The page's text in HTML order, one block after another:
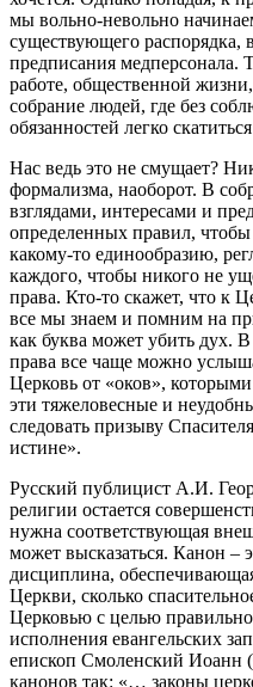
мы вольно-невольно
существующего распорядка,
предписания медперсонала.
работе, общественной жизни,
собрание людей, где без
обязанностей легко
Нас ведь это не смущает?
формализма, наоборот. В
взглядами, интересами и
определенных правил,
какому-то единообразию,
каждого, чтобы никого не
права. Кто-то скажет, что к
все мы знаем и помним на
как буква может убить дух.
права все чаще можно
Церковь от «оков»,
эти тяжеловесные и
следовать призыву
истине».
Русский публицист А.И.
религии остается
нужна соответствующая
может высказаться. Канон –
дисциплина,
Церкви, сколько
Церковью с целью
исполнения евангельских
епископ Смоленский Иоанн
канонов так: «… законы